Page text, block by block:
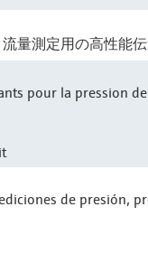
量測定用の高性能
pour la pression de
de presión,